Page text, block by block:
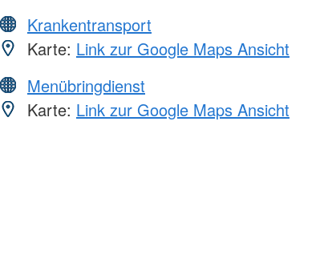
Krankentransport
Karte: Link zur Google Maps Ansicht
Menübringdienst
Karte: Link zur Google Maps Ansicht